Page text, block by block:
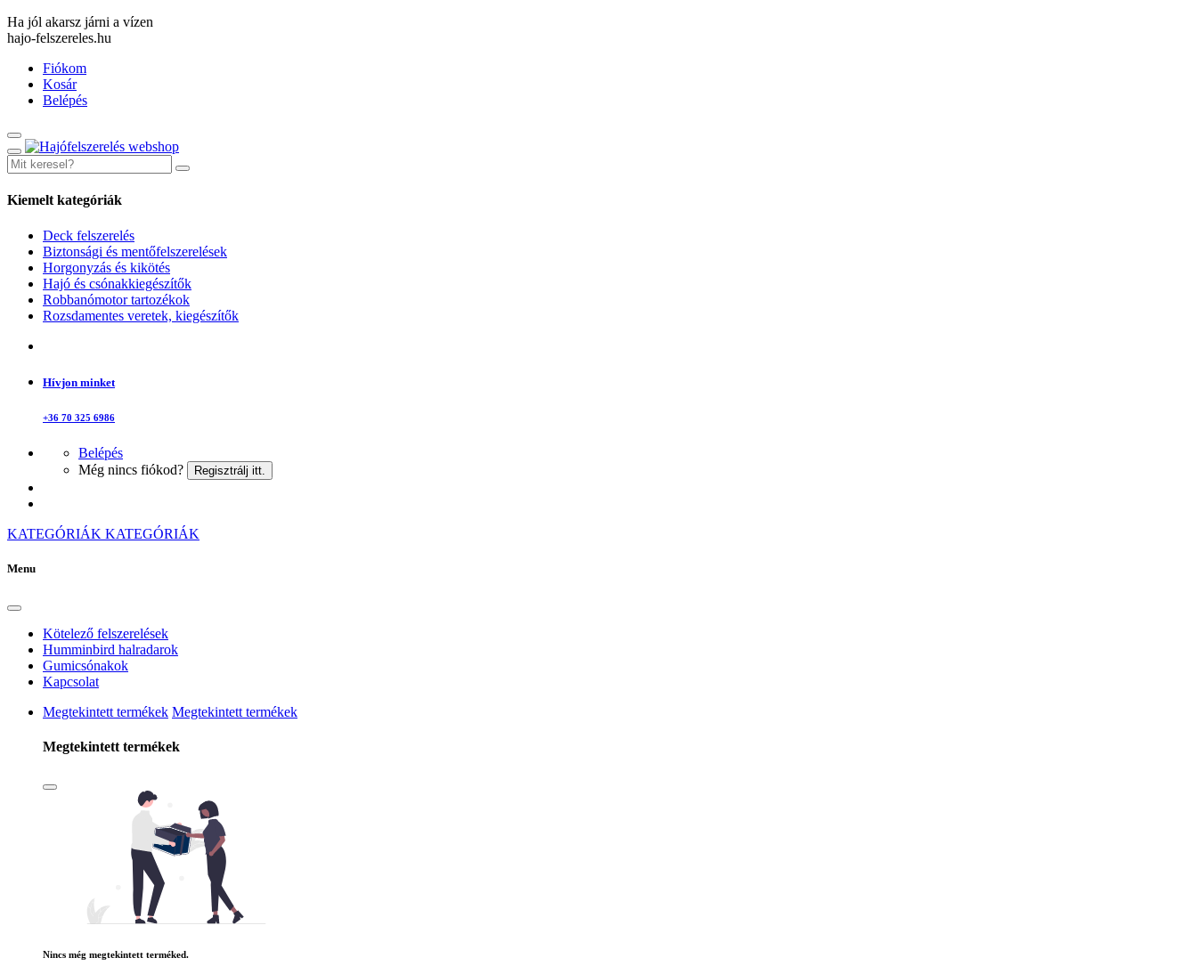
Ha jól akarsz járni a vízen
hajo-felszereles.hu
Fiókom
Kosár
Belépés
Kiemelt kategóriák
Deck felszerelés
Biztonsági és mentőfelszerelések
Horgonyzás és kikötés
Hajó és csónakkiegészítők
Robbanómotor tartozékok
Rozsdamentes veretek, kiegészítők
Hívjon minket
+36 70 325 6986
Belépés
Még nincs fiókod?
Regisztrálj itt.
KATEGÓRIÁK KATEGÓRIÁK
Menu
Kötelező felszerelések
Humminbird halradarok
Gumicsónakok
Kapcsolat
Megtekintett termékek Megtekintett termékek
Megtekintett termékek
Nincs még megtekintett terméked.